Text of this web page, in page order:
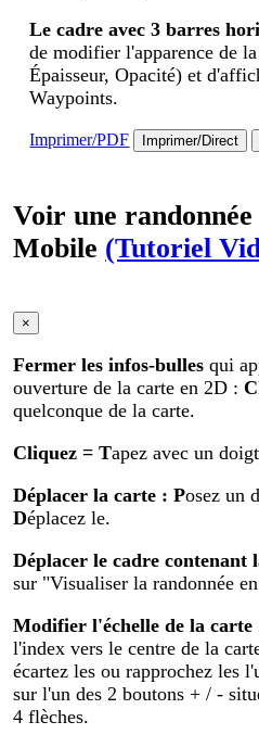
Le cadre avec 3 barres
de modifier l'apparence de
Épaisseur, Opacité) et
Waypoints.
Imprimer/PDF Imprimer/Direct
Voir une
Mobile (Tutoriel
×
Fermer les infos-bullesqui
ouverture de la carte en 2D :C
quelconque de la carte.
Cliquez= Tapez avec un
Déplacer la carte : Posez un
Déplacez le.
Déplacer le cadre
sur "Visualiser la randonnée
Modifier l'échelle de la carte
l'index vers le centre de la
écartez les ou rapprochez les
sur l'un des 2 boutons + / -
4 flèches.